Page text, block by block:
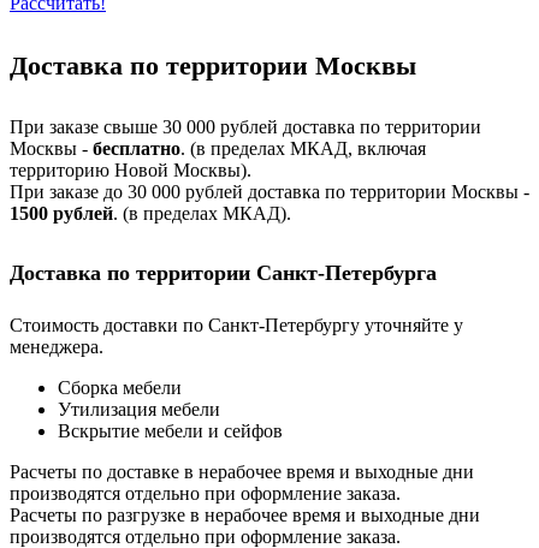
Доставка по территории Москвы
При заказе свыше 30 000 рублей доставка по территории
Москвы - бесплатно. (в пределах МКАД, включая
территорию Новой Москвы).
При заказе до 30 000 рублей доставка по территории Москвы -
1500 рублей. (в пределах МКАД).
Доставка по территории Санкт-Петербурга
Стоимость доставки по Санкт-Петербургу уточняйте у
менеджера.
Сборка мебели
Утилизация мебели
Вскрытие мебели и сейфов
Расчеты по доставке в нерабочее время и выходные дни
производятся отдельно при оформление заказа.
Расчеты по разгрузке в нерабочее время и выходные дни
производятся отдельно при оформление заказа.